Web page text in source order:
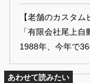
【老舗のカスタ
「有限会社尾上
1988年、今年で
の歴史を持つのが
あわせて読みたい